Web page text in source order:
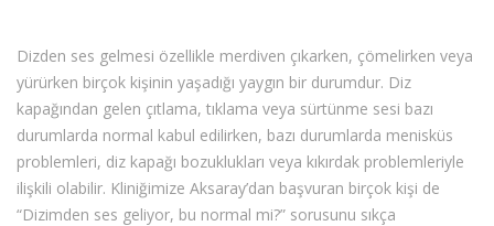
Dizden ses gelmesi özellikle merdiven çıkarken, çömelirken veya
yürürken birçok kişinin yaşadığı yaygın bir durumdur. Diz
kapağından gelen çıtlama, tıklama veya sürtünme sesi bazı
durumlarda normal kabul edilirken, bazı durumlarda menisküs
problemleri, diz kapağı bozuklukları veya kıkırdak problemleriyle
ilişkili olabilir. Kliniğimize Aksaray’dan başvuran birçok kişi de
“Dizimden ses geliyor, bu normal mi?” sorusunu sıkça